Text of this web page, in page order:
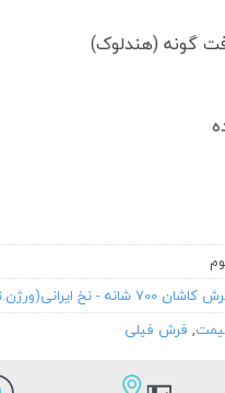
گونه (هندلوک)
700 شانه - نخ ایرانی(ورژن.تاپس)
, فرش فیلی